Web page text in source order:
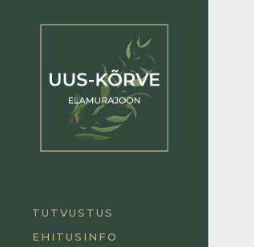
TUTVUSTUS
EHITUSINFO